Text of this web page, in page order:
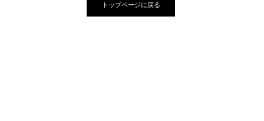
トップページに戻る